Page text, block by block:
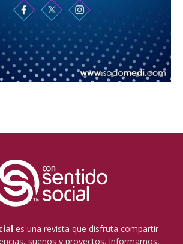
es una revista que disfruta compartir
sueños y proyectos. Informamos,